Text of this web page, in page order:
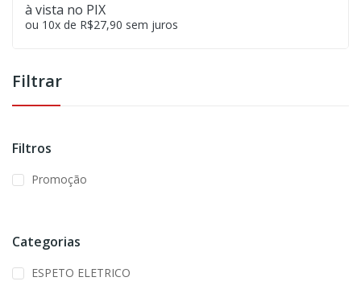
à vista no PIX
ou 10x de R$27,90 sem juros
Filtrar
Filtros
Promoção
Categorias
ESPETO ELETRICO